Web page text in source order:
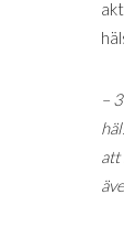
–
att